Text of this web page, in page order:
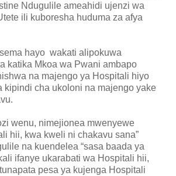
Ndugulile ameahidi ujenzi wa
ili kuboresha huduma za afya
hayo wakati alipokuwa
katika Mkoa wa Pwani ambapo
na majengo ya Hospitali hiyo
kipindi cha ukoloni na majengo yake
wenu, nimejionea mwenyewe
hii, kwa kweli ni chakavu sana”
na kuendelea “sasa baada ya
ifanye ukarabati wa Hospitali hii,
pesa ya kujenga Hospitali